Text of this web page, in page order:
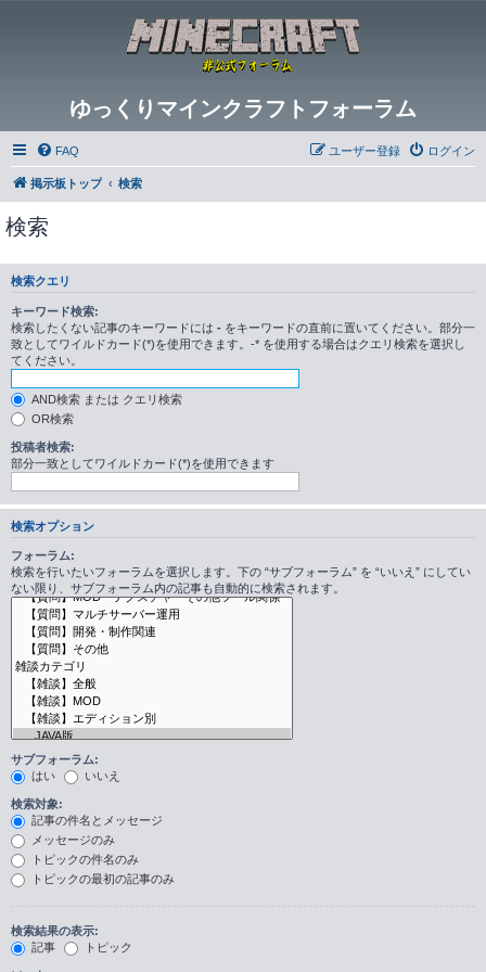
ゆっくりマインクラフトフォーラム
FAQ ログイン
ユーザー登録
掲示板トップ 検索
検索
検索クエリ
キーワード検索:
検索したくない記事のキーワードには - をキーワードの直前に置いてください。部分一
致としてワイルドカード(*)を使用できます。-* を使用する場合はクエリ検索を選択し
てください。
AND検索 または クエリ検索
OR検索
投稿者検索:
部分一致としてワイルドカード(*)を使用できます
検索オプション
フォーラム:
検索を行いたいフォーラムを選択します。下の “サブフォーラム” を “いいえ” にしてい
ない限り、サブフォーラム内の記事も自動的に検索されます。
サブフォーラム:
はい
いいえ
検索対象:
記事の件名とメッセージ
メッセージのみ
トピックの件名のみ
トピックの最初の記事のみ
検索結果の表示:
記事
トピック